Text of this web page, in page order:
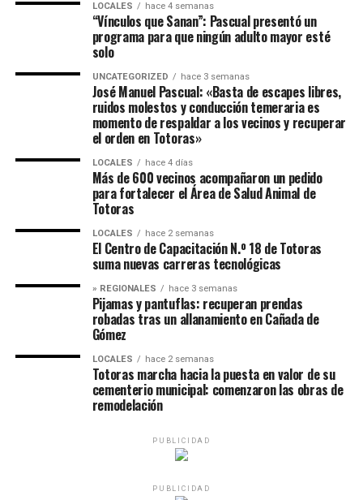
LOCALES hace 4 semanas
“Vínculos que Sanan”: Pascual presentó un
programa para que ningún adulto mayor esté
solo
UNCATEGORIZED hace 3 semanas
José Manuel Pascual: «Basta de escapes libres,
ruidos molestos y conducción temeraria es
momento de respaldar a los vecinos y recuperar
el orden en Totoras»
LOCALES hace 4 días
Más de 600 vecinos acompañaron un pedido
para fortalecer el Área de Salud Animal de
Totoras
LOCALES hace 2 semanas
El Centro de Capacitación N.º 18 de Totoras
suma nuevas carreras tecnológicas
» REGIONALES hace 3 semanas
Pijamas y pantuflas: recuperan prendas
robadas tras un allanamiento en Cañada de
Gómez
LOCALES hace 2 semanas
Totoras marcha hacia la puesta en valor de su
cementerio municipal: comenzaron las obras de
remodelación
PUBLICIDAD
PUBLICIDAD